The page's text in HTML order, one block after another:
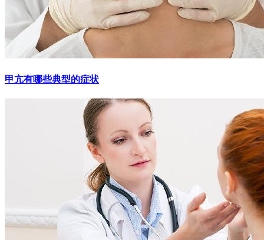
甲亢有哪些典型的症状